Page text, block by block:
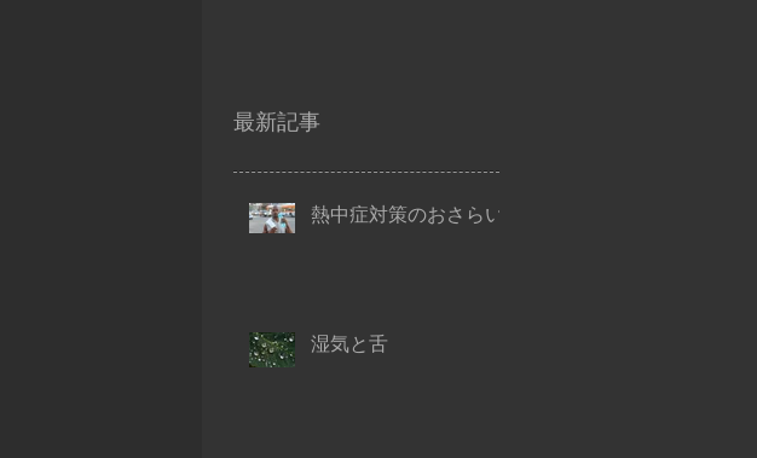
最新記事
熱中症対策のおさらい
湿気と舌